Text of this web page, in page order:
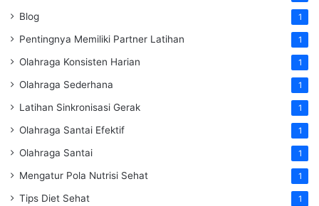
Blog 1
Pentingnya Memiliki Partner Latihan 1
Olahraga Konsisten Harian 1
Olahraga Sederhana 1
Latihan Sinkronisasi Gerak 1
Olahraga Santai Efektif 1
Olahraga Santai 1
Mengatur Pola Nutrisi Sehat 1
Tips Diet Sehat 1